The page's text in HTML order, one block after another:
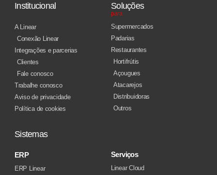
Institucional
A Linear
Conexão Linear
Integrações e parcerias
Clientes
Fale conosco
Trabalhe conosco
Aviso de privacidade
Política de cookies
Soluções
para
Supermercados
Padarias
Restaurantes
Hortifrútis
Açougues
Atacarejos
Distribuidoras
Outros
Sistemas
ERP
ERP Linear
Serviços
Linear Cloud